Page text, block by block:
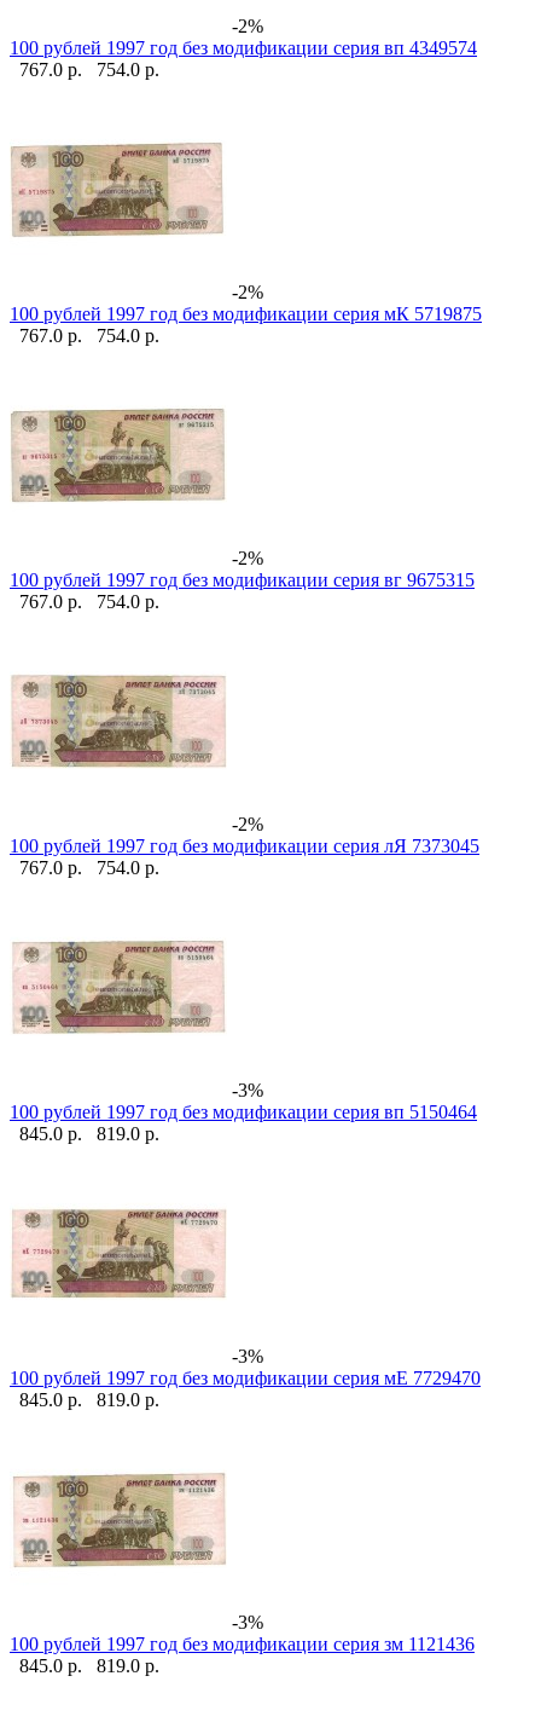
-2%
100 рублей 1997 год без модификации серия вп 4349574
767.0 р.
754.0 р.
-2%
100 рублей 1997 год без модификации серия мК 5719875
767.0 р.
754.0 р.
-2%
100 рублей 1997 год без модификации серия вг 9675315
767.0 р.
754.0 р.
-2%
100 рублей 1997 год без модификации серия лЯ 7373045
767.0 р.
754.0 р.
-3%
100 рублей 1997 год без модификации серия вп 5150464
845.0 р.
819.0 р.
-3%
100 рублей 1997 год без модификации серия мЕ 7729470
845.0 р.
819.0 р.
-3%
100 рублей 1997 год без модификации серия зм 1121436
845.0 р.
819.0 р.